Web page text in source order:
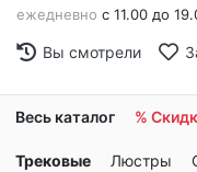
ежедневно с 11.00 до
Вы смотрели
Весь каталог %
Трековые Люстры